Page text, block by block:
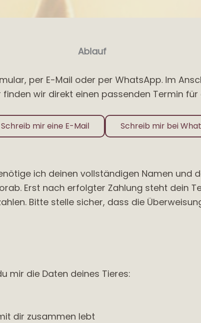
Ablauf
per E-Mail oder per WhatsApp. Im
wir direkt einen passenden Termin
Schreib mir eine E-Mail Schreib mir bei
ich deinen vollständigen Namen und
Erst nach erfolgter Zahlung steht dein
Bitte stelle sicher, dass die
mir die Daten deines Tieres:
dir zusammen lebt